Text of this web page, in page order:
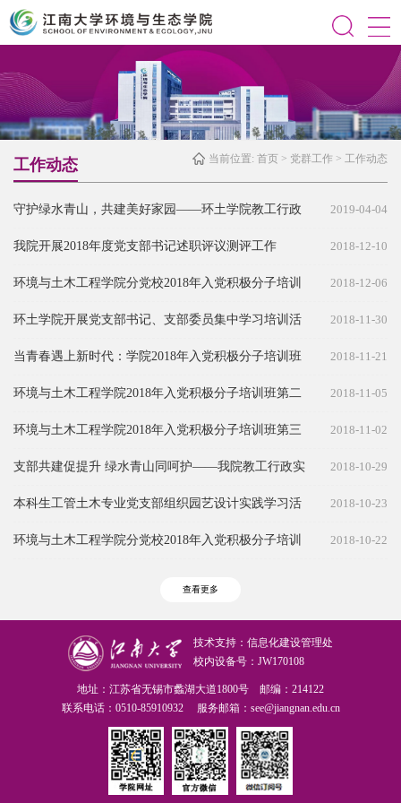
当前位置: 首页 > 党群工作 > 工作动态
工作动态
守护绿水青山，共建美好家园——环土学院教工行政
2019-04-04
我院开展2018年度党支部书记述职评议测评工作 2018-12-10
环境与土木工程学院分党校2018年入党积极分子培训
2018-12-06
环土学院开展党支部书记、支部委员集中学习培训活
2018-11-30
当青春遇上新时代：学院2018年入党积极分子培训班
2018-11-21
环境与土木工程学院2018年入党积极分子培训班第二
2018-11-05
环境与土木工程学院2018年入党积极分子培训班第三
2018-11-02
支部共建促提升 绿水青山同呵护——我院教工行政实
2018-10-29
本科生工管土木专业党支部组织园艺设计实践学习活
2018-10-23
环境与土木工程学院分党校2018年入党积极分子培训
2018-10-22
查看更多
技术支持：信息化建设管理处
校内设备号：JW170108
地址：江苏省无锡市蠡湖大道1800号 邮编：214122
联系电话：0510-85910932 服务邮箱：see@jiangnan.edu.cn